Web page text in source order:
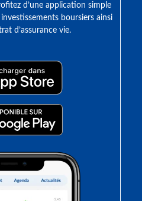
d’une application simple
boursiers ainsi
d’assurance vie.